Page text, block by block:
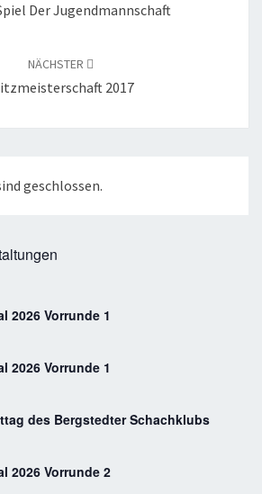
Der Jugendmannschaft
NÄCHSTER
2017
geschlossen.
2026 Vorrunde 1
2026 Vorrunde 1
des Bergstedter Schachklubs
2026 Vorrunde 2